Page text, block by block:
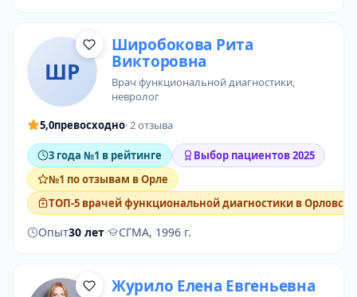
ШР
Широбокова Рита
Викторовна
врач функциональной диагностики,
невролог
5,0превосходно· 2 отзыва
3 года №1 в рейтинге
Выбор пациентов 2025
№1 по отзывам в Орле
ТОП-5 врачей функциональной диагностики в
Опыт30 лет· СГМА, 1996 г.
Журило Елена Евгеньевна